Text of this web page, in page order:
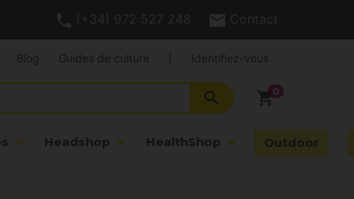
(+34) 972 527 248 Contact
shopping_cart
search
Headshop HealthShop Outdoor
Blog Guides de culture Identifiez-vous